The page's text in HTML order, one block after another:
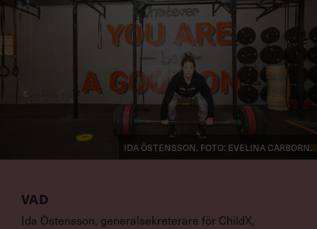
VAD
Ida Östensson, generalsekreterare för ChildX,
Ida Östensson. Foto: Evelina Carborn.